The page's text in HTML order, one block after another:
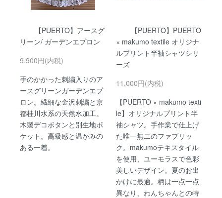
【PUERTO】アースグ
リーン/ ガーデンエプロン
9,900円(内税)
手のかかった刺繍入りのア
ースグリーンガーデンエプ
ロン。繊細な金沢刺繍と京
都桂川水系の天然水加工。
木製デコボタンと別生地ポ
ケット。高級感と温かみの
ある一着。
【PUERTO】PUERTO
× makumo textile オリジナ
ルプリント半袖シャツシリ
ーズ
11,000円(内税)
【PUERTO × makumo texti
le】オリジナルプリント半
袖シャツ。手作業で仕上げ
た唯一無二のファブリッ
ク。makumoテキスタイル
を使用、ユーモラスで色彩
美しいデザイン。夏のお出
かけに最適。柄は一点一点
異なり、わんちゃんとの特